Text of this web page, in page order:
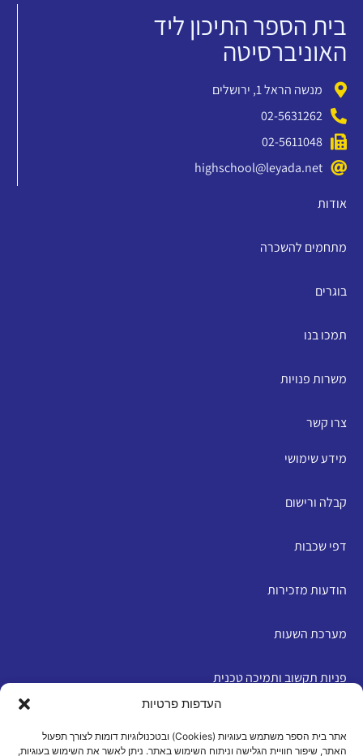
העדפות פרטיות
אתר בית הספר משתמש בעוגיות (Cookies) ובטכנולוגיות דומות לצורך תפעול
האתר, שיפור חוויית הגלישה וניתוח השימוש באתר. ניתן לאשר את השימוש בעוגיות,
בית הספר התיכון ליד
האוניברסיטה
מנשה הראל 1, ירושלים
02-5631262
02-5611048
highschool@leyada.net
אודות
מתחמים להשכרה
בוגרים
תמכו בנו
משרות פנויות
צרו קשר
מידע שימושי
קבלה ורישום
דפי שכבות
הודעות מזכירות
מערכת השעות
פניות תקשוב ותמיכה טכנית